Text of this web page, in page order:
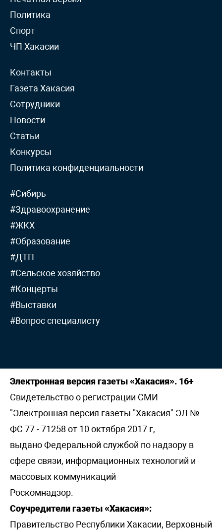
Политика
Спорт
ЧП Хакасии
Контакты
Газета Хакасия
Сотрудники
Новости
Статьи
Конкурсы
Политика конфиденциальности
#Сибирь
#Здравоохранение
#ЖКХ
#Образование
#ДТП
#Сельское хозяйство
#Концерты
#Выставки
#Вопрос специалисту
Электронная версия газеты «Хакасия». 16+
Свидетельство о регистрации СМИ
"Электронная версия газеты "Хакасия" ЭЛ №
ФС 77 - 71258 от 10 октября 2017 г,
выдано Федеральной службой по надзору в
сфере связи, информационных технологий и
массовых коммуникаций
Роскомнадзор.
Соучредители газеты «Хакасия»:
Правительство Республики Хакасии, Верховный